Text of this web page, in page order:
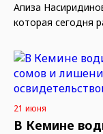
Апиза
которая сегодня
21 июня
В Кемине